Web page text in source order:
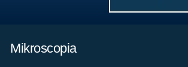
Mikroscopia